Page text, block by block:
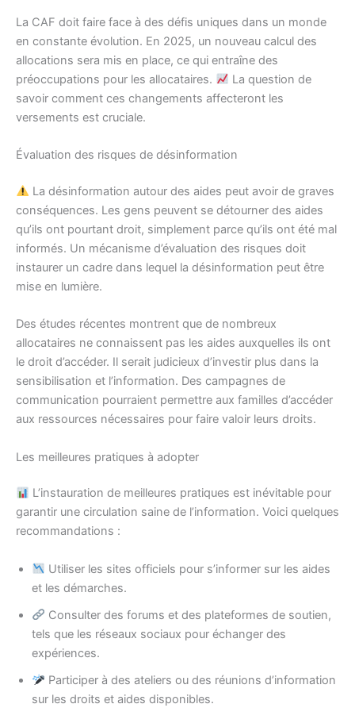
La CAF doit faire face à des défis uniques dans un monde
en constante évolution. En 2025, un nouveau calcul des
allocations sera mis en place, ce qui entraîne des
préoccupations pour les allocataires.
La question de
savoir comment ces changements affecteront les
versements est cruciale.
Évaluation des risques de désinformation
La désinformation autour des aides peut avoir de graves
conséquences. Les gens peuvent se détourner des aides
qu’ils ont pourtant droit, simplement parce qu’ils ont été mal
informés. Un mécanisme d’évaluation des risques doit
instaurer un cadre dans lequel la désinformation peut être
mise en lumière.
Des études récentes montrent que de nombreux
allocataires ne connaissent pas les aides auxquelles ils ont
le droit d’accéder. Il serait judicieux d’investir plus dans la
sensibilisation et l’information. Des campagnes de
communication pourraient permettre aux familles d’accéder
aux ressources nécessaires pour faire valoir leurs droits.
Les meilleures pratiques à adopter
L’instauration de meilleures pratiques est inévitable pour
garantir une circulation saine de l’information. Voici quelques
recommandations :
Utiliser les sites officiels pour s’informer sur les aides
et les démarches.
Consulter des forums et des plateformes de soutien,
tels que les réseaux sociaux pour échanger des
expériences.
Participer à des ateliers ou des réunions d’information
sur les droits et aides disponibles.